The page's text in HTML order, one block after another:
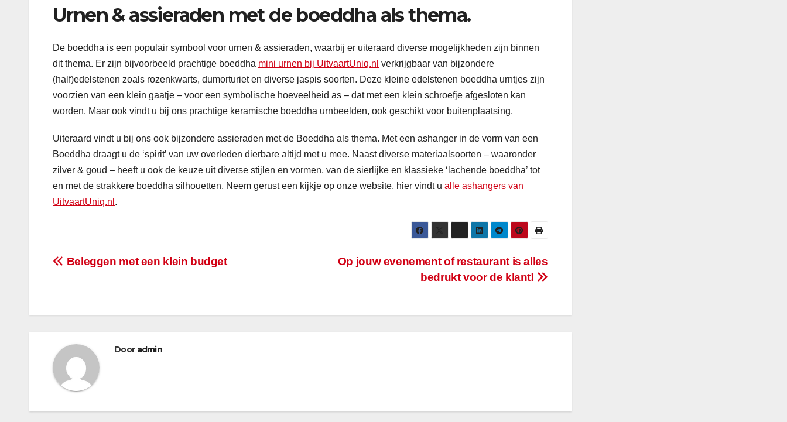
Urnen & assieraden met de boeddha als thema.
De boeddha is een populair symbool voor urnen & assieraden, waarbij er uiteraard diverse mogelijkheden zijn binnen
dit thema. Er zijn bijvoorbeeld prachtige boeddha mini urnen bij UitvaartUniq.nl verkrijgbaar van bijzondere
(half)edelstenen zoals rozenkwarts, dumorturiet en diverse jaspis soorten. Deze kleine edelstenen boeddha urntjes zijn
voorzien van een klein gaatje – voor een symbolische hoeveelheid as – dat met een klein schroefje afgesloten kan
worden. Maar ook vindt u bij ons prachtige keramische boeddha urnbeelden, ook geschikt voor buitenplaatsing.
Uiteraard vindt u bij ons ook bijzondere assieraden met de Boeddha als thema. Met een ashanger in de vorm van een
Boeddha draagt u de ‘spirit’ van uw overleden dierbare altijd met u mee. Naast diverse materiaalsoorten – waaronder
zilver & goud – heeft u ook de keuze uit diverse stijlen en vormen, van de sierlijke en klassieke ‘lachende boeddha’ tot
en met de strakkere boeddha silhouetten. Neem gerust een kijkje op onze website, hier vindt u alle ashangers van
UitvaartUniq.nl .
Bericht
Op jouw evenement of restaurant is alles
bedrukt voor de klant!
Beleggen met een klein budget
Door admin